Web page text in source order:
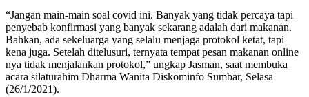
“Jangan main-main soal covid ini. Banyak yang tidak percaya tapi
penyebab konfirmasi yang banyak sekarang adalah dari makanan.
Bahkan, ada sekeluarga yang selalu menjaga protokol ketat, tapi
kena juga. Setelah ditelusuri, ternyata tempat pesan makanan online
nya tidak menjalankan protokol,” ungkap Jasman, saat membuka
acara silaturahim Dharma Wanita Diskominfo Sumbar, Selasa
(26/1/2021).